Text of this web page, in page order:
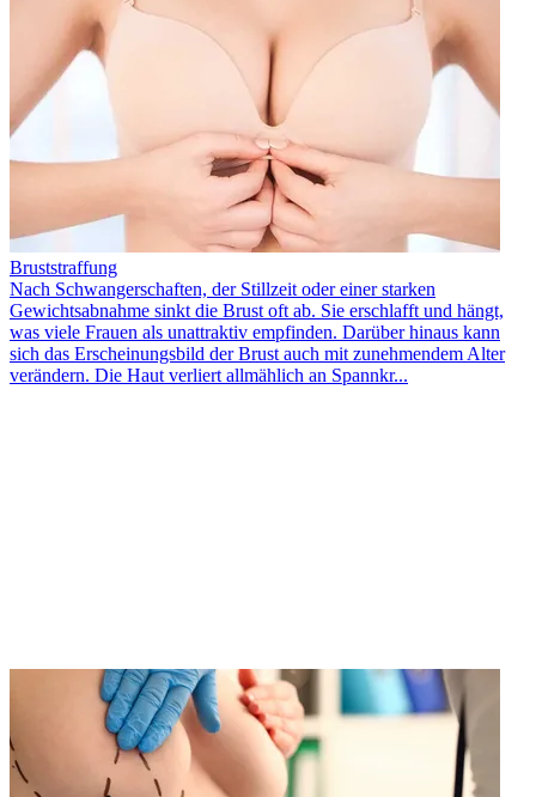
Bruststraffung
Nach Schwangerschaften, der Stillzeit oder einer starken
Gewichtsabnahme sinkt die Brust oft ab. Sie erschlafft und hängt,
was viele Frauen als unattraktiv empfinden. Darüber hinaus kann
sich das Erscheinungsbild der Brust auch mit zunehmendem Alter
verändern. Die Haut verliert allmählich an Spannkr...